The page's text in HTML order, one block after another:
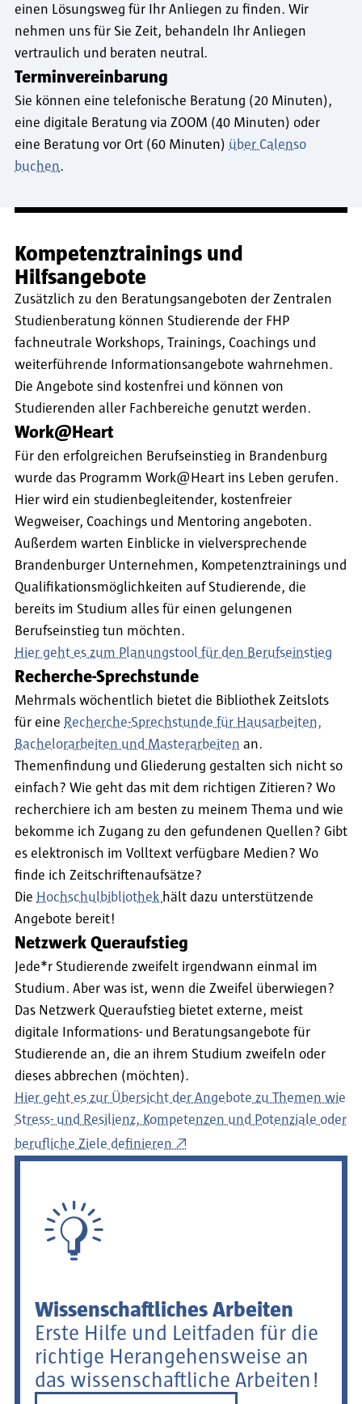
einen Lösungsweg für Ihr Anliegen zu finden. Wir
nehmen uns für Sie Zeit, behandeln Ihr Anliegen
vertraulich und beraten neutral.
Terminvereinbarung
Sie können eine telefonische Beratung (20 Minuten),
eine digitale Beratung via ZOOM (40 Minuten) oder
eine Beratung vor Ort (60 Minuten) über Calenso
buchen.
Kompetenztrainings und
Hilfsangebote
Zusätzlich zu den Beratungsangeboten der Zentralen
Studienberatung können Studierende der FHP
fachneutrale Workshops, Trainings, Coachings und
weiterführende Informationsangebote wahrnehmen.
Die Angebote sind kostenfrei und können von
Studierenden aller Fachbereiche genutzt werden.
Work@Heart
Für den erfolgreichen Berufseinstieg in Brandenburg
wurde das Programm Work@Heart ins Leben gerufen.
Hier wird ein studienbegleitender, kostenfreier
Wegweiser, Coachings und Mentoring angeboten.
Außerdem warten Einblicke in vielversprechende
Brandenburger Unternehmen, Kompetenztrainings und
Qualifikationsmöglichkeiten auf Studierende, die
bereits im Studium alles für einen gelungenen
Berufseinstieg tun möchten.
Hier geht es zum Planungstool für den Berufseinstieg
Recherche-Sprechstunde
Mehrmals wöchentlich bietet die Bibliothek Zeitslots
für eine Recherche-Sprechstunde für Hausarbeiten,
Bachelorarbeiten und Masterarbeiten an.
Themenfindung und Gliederung gestalten sich nicht so
einfach? Wie geht das mit dem richtigen Zitieren? Wo
recherchiere ich am besten zu meinem Thema und wie
bekomme ich Zugang zu den gefundenen Quellen? Gibt
es elektronisch im Volltext verfügbare Medien? Wo
finde ich Zeitschriftenaufsätze?
Die Hochschulbibliothek hält dazu unterstützende
Angebote bereit!
Netzwerk Queraufstieg
Jede*r Studierende zweifelt irgendwann einmal im
Studium. Aber was ist, wenn die Zweifel überwiegen?
Das Netzwerk Queraufstieg bietet externe, meist
digitale Informations- und Beratungsangebote für
Studierende an, die an ihrem Studium zweifeln oder
dieses abbrechen (möchten).
Hier geht es zur Übersicht der Angebote zu Themen wie
Stress- und Resilienz, Kompetenzen und Potenziale oder
berufliche Ziele definieren
Wissenschaftliches Arbeiten
Erste Hilfe und Leitfaden für die
richtige Herangehensweise an
das wissenschaftliche Arbeiten!